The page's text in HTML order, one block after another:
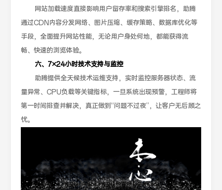
网站加载速度直接影响用户留存率和搜索引擎排名，助腾
通过CDN内容分发网络、图片压缩、缓存策略、数据库优化等
手段，全面提升网站性能，无论用户身处何地，都能获得流
畅、快速的浏览体验。
六、7×24小时技术支持与监控
助腾提供全天候技术运维支持，实时监控服务器状态、流
量异常、CPU负载等关键指标，一旦系统出现预警，工程师将
第一时间排查并解决，真正做到“问题不过夜”，让客户无后顾之
忧。